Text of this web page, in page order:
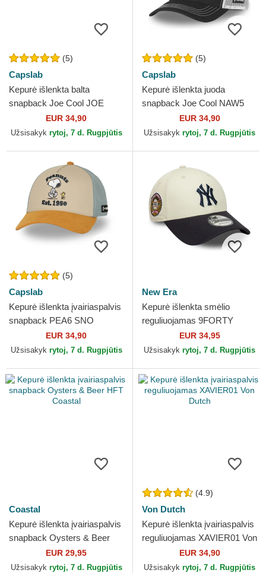
(5)
Capslab
Kepurė išlenkta balta
snapback Joe Cool JOE
Snoopy Žemės riešutai
Capslab
EUR 34,90
Užsisakyk rytoj, 7 d. Rugpjūtis
(5)
Capslab
Kepurė išlenkta juoda
snapback Joe Cool NAW5
Snoopy Žemės riešutai
Capslab
EUR 34,90
Užsisakyk rytoj, 7 d. Rugpjūtis
(5)
Capslab
Kepurė išlenkta įvairiaspalvis
snapback PEA6 SNO
Snoopy ir Čarlis Braunas
Žemės riešutai Capslab
EUR 34,90
Užsisakyk rytoj, 7 d. Rugpjūtis
New Era
Kepurė išlenkta smėlio
reguliuojamas 9FORTY
World Series New York
Yankees MLB New Era
EUR 34,95
Užsisakyk rytoj, 7 d. Rugpjūtis
Coastal
Kepurė išlenkta įvairiaspalvis
snapback Oysters & Beer
HFT CoastalEUR 29,95
Užsisakyk rytoj, 7 d. Rugpjūtis
(4.9)
Von Dutch
Kepurė išlenkta įvairiaspalvis
reguliuojamas XAVIER01 Von
EUR 34,90
Užsisakyk rytoj, 7 d. Rugpjūtis